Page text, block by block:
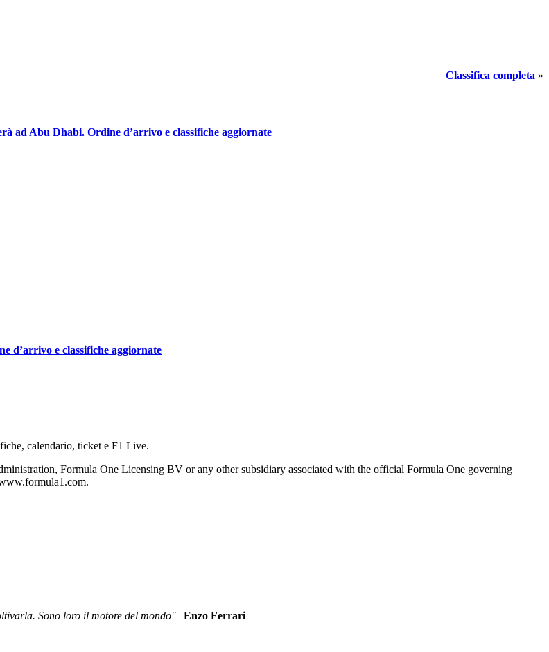
Classifica completa »
ad Abu Dhabi. Ordine d’arrivo e classifiche aggiornate
d’arrivo e classifiche aggiornate
calendario, ticket e F1 Live.
Formula One Licensing BV or any other subsidiary associated with the official Formula One governing
Sono loro il motore del mondo" | Enzo Ferrari